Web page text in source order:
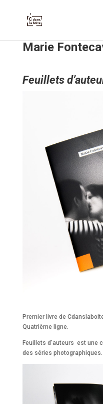
Marie
Feuillets
Premier livre de
Quatrième ligne.
Feuillets d’auteurs est une
des séries photographiques.